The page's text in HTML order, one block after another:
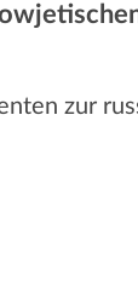
zur